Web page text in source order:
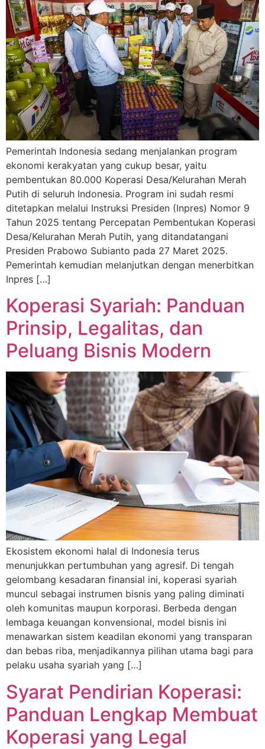
Pemerintah Indonesia sedang menjalankan program
ekonomi kerakyatan yang cukup besar, yaitu
pembentukan 80.000 Koperasi Desa/Kelurahan Merah
Putih di seluruh Indonesia. Program ini sudah resmi
ditetapkan melalui Instruksi Presiden (Inpres) Nomor 9
Tahun 2025 tentang Percepatan Pembentukan Koperasi
Desa/Kelurahan Merah Putih, yang ditandatangani
Presiden Prabowo Subianto pada 27 Maret 2025.
Pemerintah kemudian melanjutkan dengan menerbitkan
Inpres […]
Koperasi Syariah: Panduan
Prinsip, Legalitas, dan
Peluang Bisnis Modern
Ekosistem ekonomi halal di Indonesia terus
menunjukkan pertumbuhan yang agresif. Di tengah
gelombang kesadaran finansial ini, koperasi syariah
muncul sebagai instrumen bisnis yang paling diminati
oleh komunitas maupun korporasi. Berbeda dengan
lembaga keuangan konvensional, model bisnis ini
menawarkan sistem keadilan ekonomi yang transparan
dan bebas riba, menjadikannya pilihan utama bagi para
pelaku usaha syariah yang […]
Syarat Pendirian Koperasi:
Panduan Lengkap Membuat
Koperasi yang Legal